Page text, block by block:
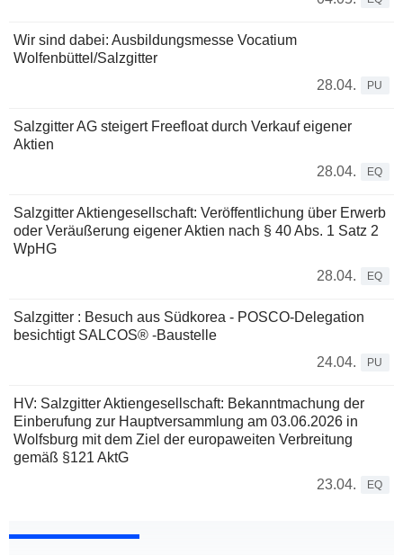
Wir sind dabei: Ausbildungsmesse Vocatium
Wolfenbüttel/Salzgitter
28.04.
PU
Salzgitter AG steigert Freefloat durch Verkauf eigener
Aktien
28.04.
EQ
Salzgitter Aktiengesellschaft: Veröffentlichung über Erwerb
oder Veräußerung eigener Aktien nach § 40 Abs. 1 Satz 2
WpHG
28.04.
EQ
Salzgitter : Besuch aus Südkorea - POSCO-Delegation
besichtigt SALCOS® -Baustelle
24.04.
PU
HV: Salzgitter Aktiengesellschaft: Bekanntmachung der
Einberufung zur Hauptversammlung am 03.06.2026 in
Wolfsburg mit dem Ziel der europaweiten Verbreitung
gemäß §121 AktG
23.04.
EQ